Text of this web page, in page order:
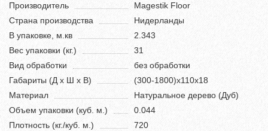
Производитель
Magestik Floor
Страна производства
Нидерланды
В упаковке, м.кв
2.343
Вес упаковки (кг.)
31
Вид обработки
без обработки
Габариты (Д х Ш х В)
(300-1800)х110х18
Материал
Натуральное дерево (Дуб)
Объем упаковки (куб. м.)
0.044
Плотность (кг./куб. м.)
720